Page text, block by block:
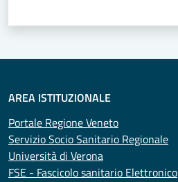
AREA ISTITUZIONALE
Portale Regione Veneto
Servizio Socio Sanitario Regionale
Università di Verona
FSE - Fascicolo sanitario Elettronico